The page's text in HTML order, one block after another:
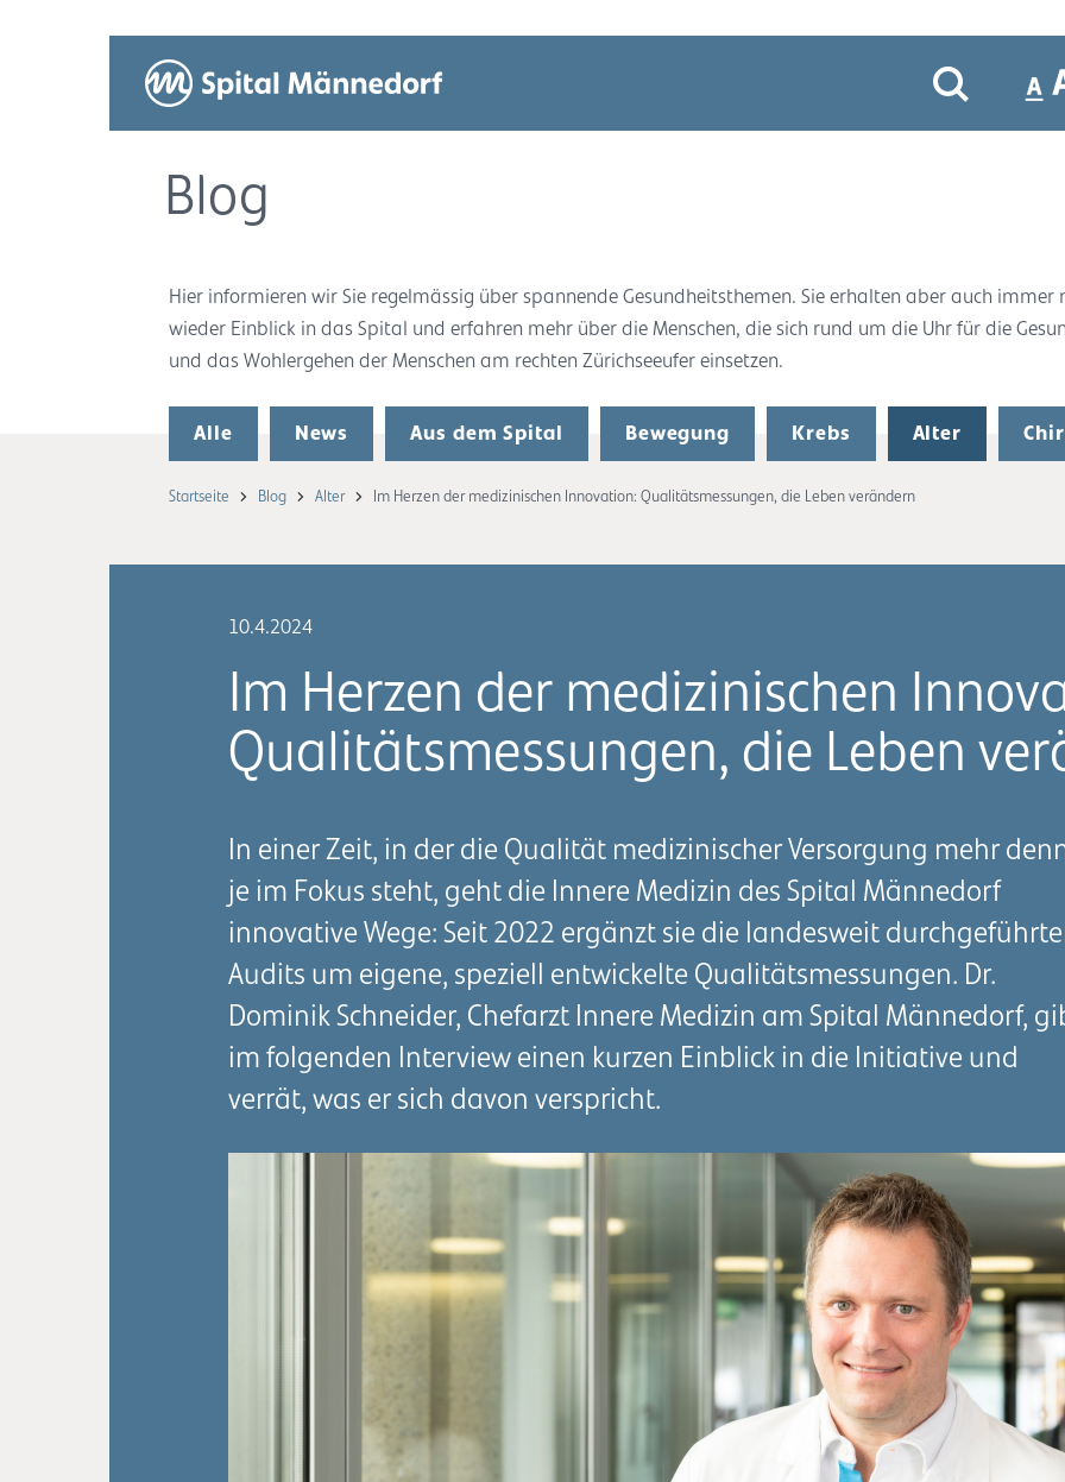
Blog
Hier informieren wir Sie regelmässig über spannende Gesundheitsthemen. Sie erhalten aber auch immer
wieder Einblick in das Spital und erfahren mehr über die Menschen, die sich rund um die Uhr für die
und das Wohlergehen der Menschen am rechten Zürichseeufer einsetzen.
Alle News Aus dem Spital Bewegung Krebs Alter
Startseite Blog Alter Im Herzen der medizinischen Innovation: Qualitätsmessungen, die Leben verändern
10.4.2024
Im Herzen der medizinischen
Qualitätsmessungen, die Leben
In einer Zeit, in der die Qualität medizinischer Versorgung mehr
je im Fokus steht, geht die Innere Medizin des Spital Männedorf
innovative Wege: Seit 2022 ergänzt sie die landesweit
Audits um eigene, speziell entwickelte Qualitätsmessungen. Dr.
Dominik Schneider, Chefarzt Innere Medizin am Spital Männedorf,
im folgenden Interview einen kurzen Einblick in die Initiative und
verrät, was er sich davon verspricht.